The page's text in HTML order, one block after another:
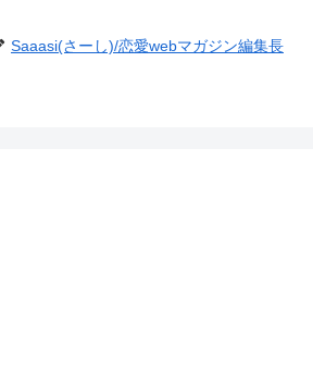
Saaasi(さーし)/恋愛webマガジン編集長